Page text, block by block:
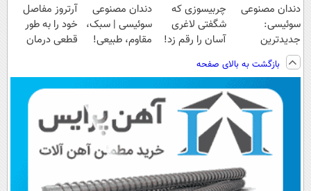
دندان مصنوعی
سوئیسی:
جدیدترین
فناوری اروپا،
سبک و مقاوم |
پرداخت قسطی
چربیسوزی که
شگفتی لاغری
آسان را رقم زد!
دندان مصنوعی
سوئیسی | سبک،
مقاوم، طبیعی!
اقساطی😍
آرتروز مفاصل
خود را به طور
قطعی درمان
بازگشت به بالای صفحه